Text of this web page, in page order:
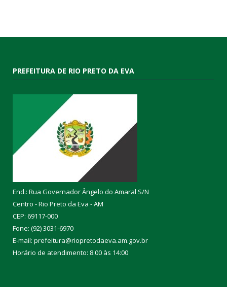
PREFEITURA DE RIO PRETO DA EVA
End.: Rua Governador Ângelo do Amaral S/N
Centro - Rio Preto da Eva - AM
CEP: 69117-000
Fone: (92) 3031-6970
E-mail: prefeitura@riopretodaeva.am.gov.br
Horário de atendimento: 8:00 às 14:00